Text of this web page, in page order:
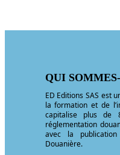
QUI
ED Editions SAS est
la formation et de
capitalise plus de
réglementation
avec la
Douanière.